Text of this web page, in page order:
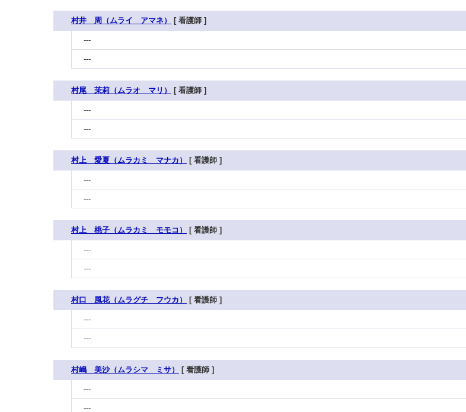
村井 周（ムライ アマネ） [ 看護師 ]
---
---
村尾 茉莉（ムラオ マリ） [ 看護師 ]
---
---
村上 愛夏（ムラカミ マナカ） [ 看護師 ]
---
---
村上 桃子（ムラカミ モモコ） [ 看護師 ]
---
---
村口 風花（ムラグチ フウカ） [ 看護師 ]
---
---
村嶋 美沙（ムラシマ ミサ） [ 看護師 ]
---
---